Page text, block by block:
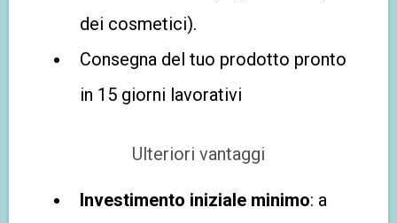
dei cosmetici).
Consegna del tuo prodotto pronto
in 15 giorni lavorativi
Ulteriori vantaggi
Investimento iniziale minimo: a